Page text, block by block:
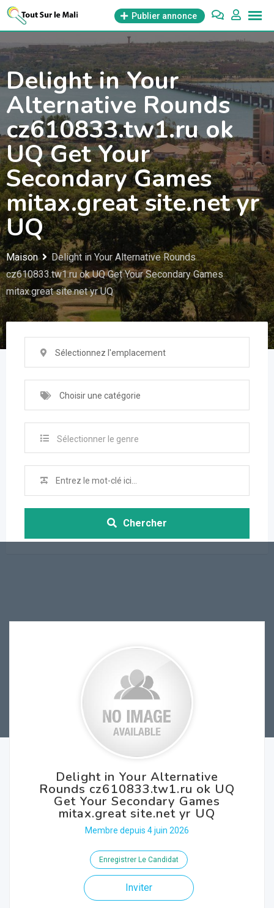
Aller
contenu
Publier annonce
Delight in Your
Alternative Rounds
cz610833.tw1.ru ok
UQ Get Your
Secondary Games
mitax.great site.net yr
UQ
Maison
Delight in Your Alternative Rounds
cz610833.tw1.ru ok UQ Get Your Secondary Games
mitax.great site.net yr UQ
Sélectionnez l'emplacement
Choisir une catégorie
Sélectionner le genre
Chercher
Delight in Your Alternative
Rounds cz610833.tw1.ru ok UQ
Get Your Secondary Games
mitax.great site.net yr UQ
Membre depuis 4 juin 2026
Enregistrer Le Candidat
Inviter